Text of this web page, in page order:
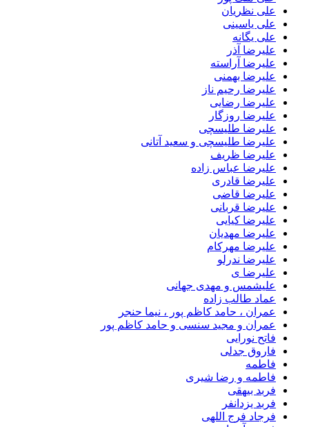
علی نظریان
علی یاسینی
علی یگانه
علیرضا آذر
علیرضا آراسته
علیرضا بهمنی
علیرضا رحیم ناز
علیرضا رضایی
علیرضا روزگار
علیرضا طلیسچی
علیرضا طلیسچی و سعید آتانی
علیرضا ظریف
علیرضا عباس زاده
علیرضا قادری
علیرضا قاضی
علیرضا قربانی
علیرضا کیایی
علیرضا مهدیان
علیرضا مهرکام
علیرضا ندرلو
علیرضا ی
علیشمس و مهدی جهانی
عماد طالب زاده
عمران ، حامد کاظم پور ، نیما حنجر
عمران و مجید سنسی و حامد کاظم پور
فاتح نورایی
فاروق جدلی
فاطمه
فاطمه و رضا شیری
فربد بیهقی
فربد یزدانفر
فرجاد فرج اللهی